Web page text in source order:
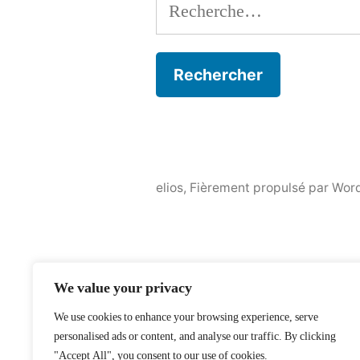
We value your privacy
We use cookies to enhance your browsing experience, serve
personalised ads or content, and analyse our traffic. By clicking
"Accept All", you consent to our use of cookies.
elios, Fièrement propulsé par